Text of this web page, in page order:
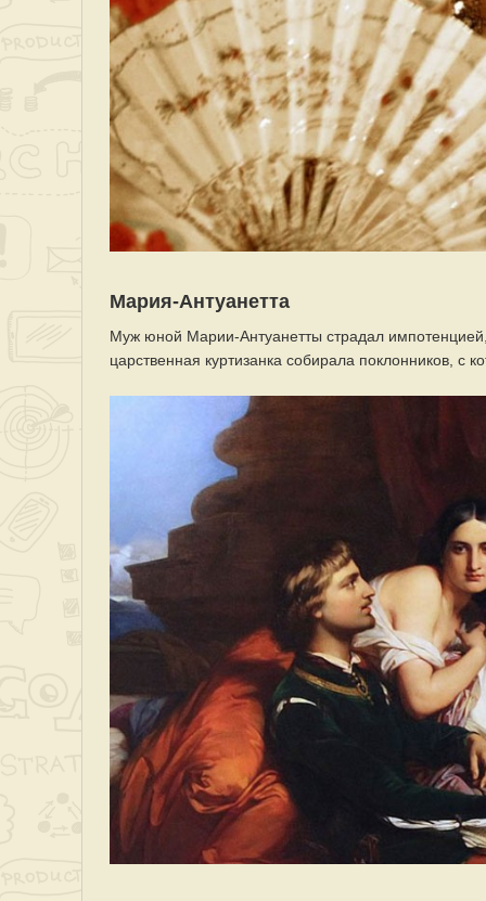
Мария-Антуанетта
Муж юной Марии-Антуанетты страдал
царственная куртизанка собирала поклонников, с